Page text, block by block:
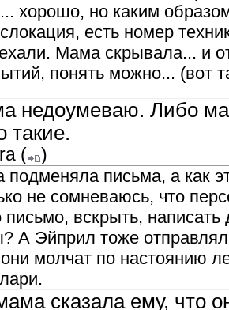
хорошо, но каким
есть номер
Мама скрывала... и
понять можно... (вот
недоумеваю. Либо
такие.
(
)
письма, а как
не сомневаюсь, что
вскрыть,
А Эйприл тоже
молчат по настоянию
сказала ему, что